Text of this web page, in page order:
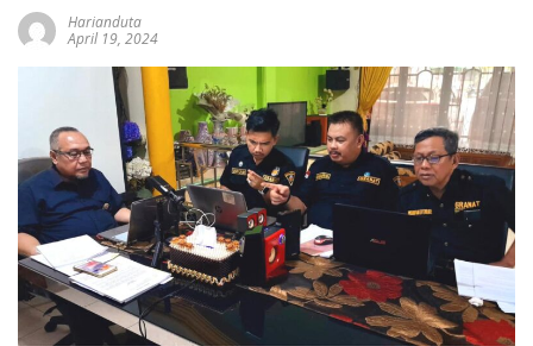
Harianduta
April 19, 2024